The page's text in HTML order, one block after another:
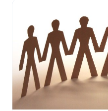
DE
ET
LEVIER
POUR
LES